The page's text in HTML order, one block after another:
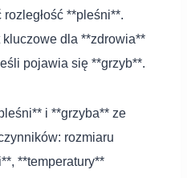
**pleśni**.
dla **zdrowia**
pojawia się **grzyb**.
i **grzyba** ze
rozmiaru
**temperatury**